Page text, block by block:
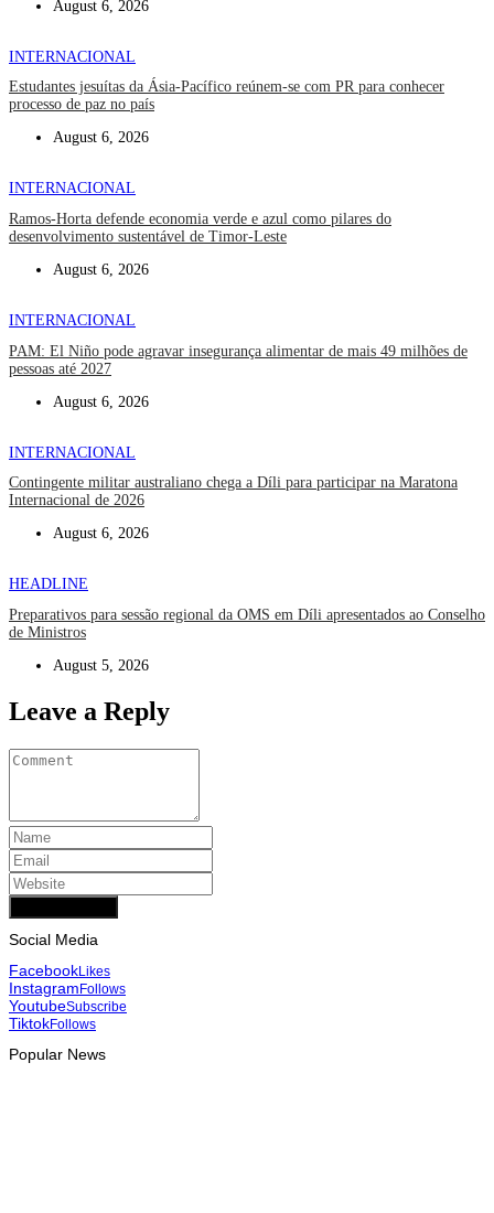
August 6, 2026
INTERNACIONAL
Estudantes jesuítas da Ásia-Pacífico reúnem-se com PR para conhecer
processo de paz no país
August 6, 2026
INTERNACIONAL
Ramos-Horta defende economia verde e azul como pilares do
desenvolvimento sustentável de Timor-Leste
August 6, 2026
INTERNACIONAL
PAM: El Niño pode agravar insegurança alimentar de mais 49 milhões de
pessoas até 2027
August 6, 2026
INTERNACIONAL
Contingente militar australiano chega a Díli para participar na Maratona
Internacional de 2026
August 6, 2026
HEADLINE
Preparativos para sessão regional da OMS em Díli apresentados ao Conselho
de Ministros
August 5, 2026
Leave a Reply
Social Media
FacebookLikes
InstagramFollows
YoutubeSubscribe
TiktokFollows
Popular News